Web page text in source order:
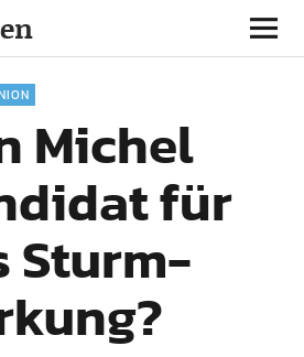
Michel
für
Sturm-